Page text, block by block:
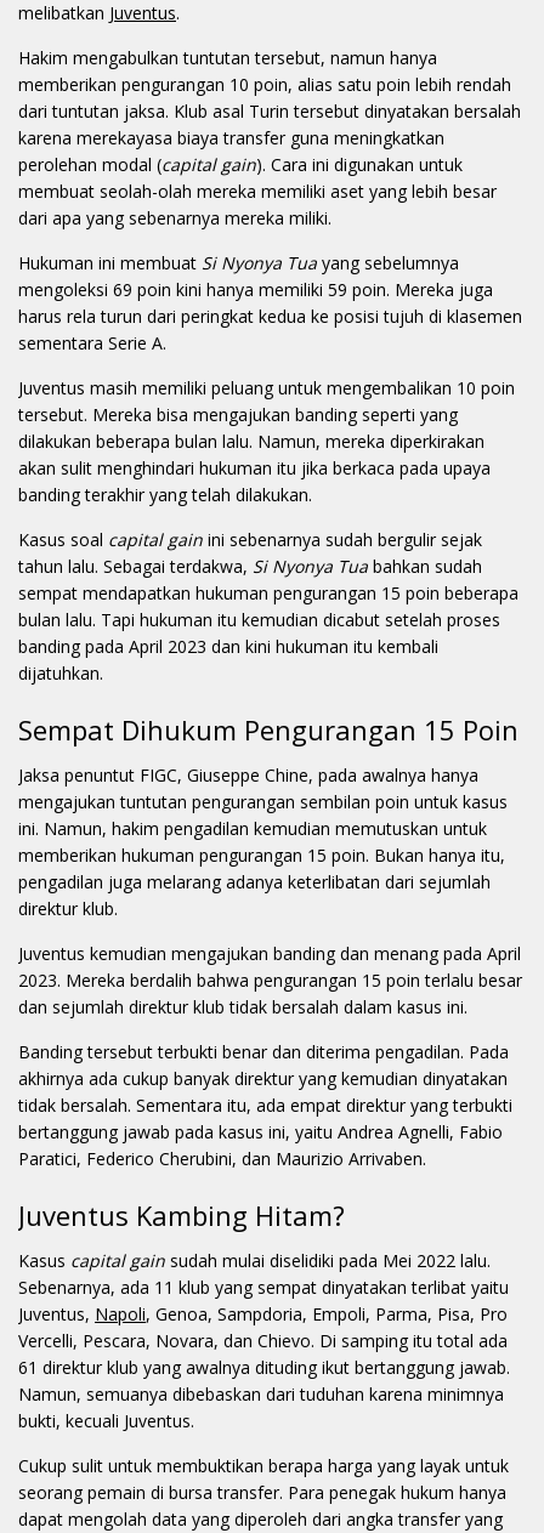
melibatkan Juventus.
Hakim mengabulkan tuntutan tersebut, namun hanya
memberikan pengurangan 10 poin, alias satu poin lebih rendah
dari tuntutan jaksa. Klub asal Turin tersebut dinyatakan bersalah
karena merekayasa biaya transfer guna meningkatkan
perolehan modal (capital gain). Cara ini digunakan untuk
membuat seolah-olah mereka memiliki aset yang lebih besar
dari apa yang sebenarnya mereka miliki.
Hukuman ini membuat Si Nyonya Tua yang sebelumnya
mengoleksi 69 poin kini hanya memiliki 59 poin. Mereka juga
harus rela turun dari peringkat kedua ke posisi tujuh di klasemen
sementara Serie A.
Juventus masih memiliki peluang untuk mengembalikan 10 poin
tersebut. Mereka bisa mengajukan banding seperti yang
dilakukan beberapa bulan lalu. Namun, mereka diperkirakan
akan sulit menghindari hukuman itu jika berkaca pada upaya
banding terakhir yang telah dilakukan.
Kasus soal capital gain ini sebenarnya sudah bergulir sejak
tahun lalu. Sebagai terdakwa, Si Nyonya Tua bahkan sudah
sempat mendapatkan hukuman pengurangan 15 poin beberapa
bulan lalu. Tapi hukuman itu kemudian dicabut setelah proses
banding pada April 2023 dan kini hukuman itu kembali
dijatuhkan.
Sempat Dihukum Pengurangan 15 Poin
Jaksa penuntut FIGC, Giuseppe Chine, pada awalnya hanya
mengajukan tuntutan pengurangan sembilan poin untuk kasus
ini. Namun, hakim pengadilan kemudian memutuskan untuk
memberikan hukuman pengurangan 15 poin. Bukan hanya itu,
pengadilan juga melarang adanya keterlibatan dari sejumlah
direktur klub.
Juventus kemudian mengajukan banding dan menang pada April
2023. Mereka berdalih bahwa pengurangan 15 poin terlalu besar
dan sejumlah direktur klub tidak bersalah dalam kasus ini.
Banding tersebut terbukti benar dan diterima pengadilan. Pada
akhirnya ada cukup banyak direktur yang kemudian dinyatakan
tidak bersalah. Sementara itu, ada empat direktur yang terbukti
bertanggung jawab pada kasus ini, yaitu Andrea Agnelli, Fabio
Paratici, Federico Cherubini, dan Maurizio Arrivaben.
Juventus Kambing Hitam?
Kasus capital gain sudah mulai diselidiki pada Mei 2022 lalu.
Sebenarnya, ada 11 klub yang sempat dinyatakan terlibat yaitu
Juventus, Napoli, Genoa, Sampdoria, Empoli, Parma, Pisa, Pro
Vercelli, Pescara, Novara, dan Chievo. Di samping itu total ada
61 direktur klub yang awalnya dituding ikut bertanggung jawab.
Namun, semuanya dibebaskan dari tuduhan karena minimnya
bukti, kecuali Juventus.
Cukup sulit untuk membuktikan berapa harga yang layak untuk
seorang pemain di bursa transfer. Para penegak hukum hanya
dapat mengolah data yang diperoleh dari angka transfer yang